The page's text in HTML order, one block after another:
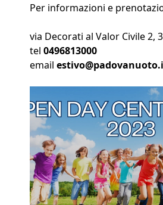
Per informazioni e
via Decorati al Valor Civile 2,
tel 0496813000
email